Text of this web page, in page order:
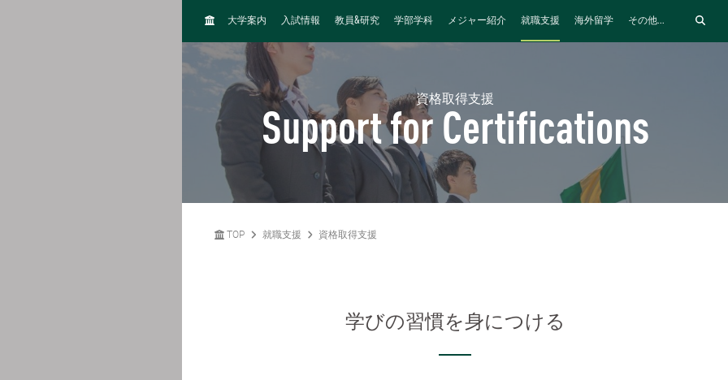
H
大学案内 入試情報 教員&研究 学部学科 メジャー紹介 就職支援 海外留学 その他...
資格取得支援
Support for Certifications
TOP 就職支援 資格取得支援
学びの習慣を身につける